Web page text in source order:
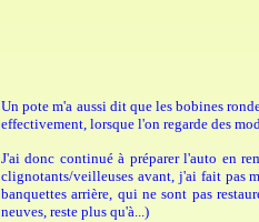
Un pote m'a aussi dit que les bobines
effectivement, lorsque l'on regarde des
J'ai donc continué à préparer l'auto en
clignotants/veilleuses avant, j'ai fait pas
banquettes arrière, qui ne sont pas
neuves, reste plus qu'à...)